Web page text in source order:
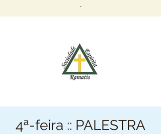
.
4ª-feira :: PALESTRA